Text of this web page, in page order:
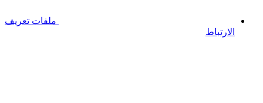
ملفات تعريف
الارتباط